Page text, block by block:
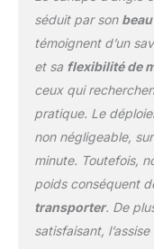
séduit par son
témoignent d’un
et sa flexibilité de
ceux qui
pratique. Le
non négligeable,
minute. Toutefois,
poids conséquent
transporter. De
satisfaisant,